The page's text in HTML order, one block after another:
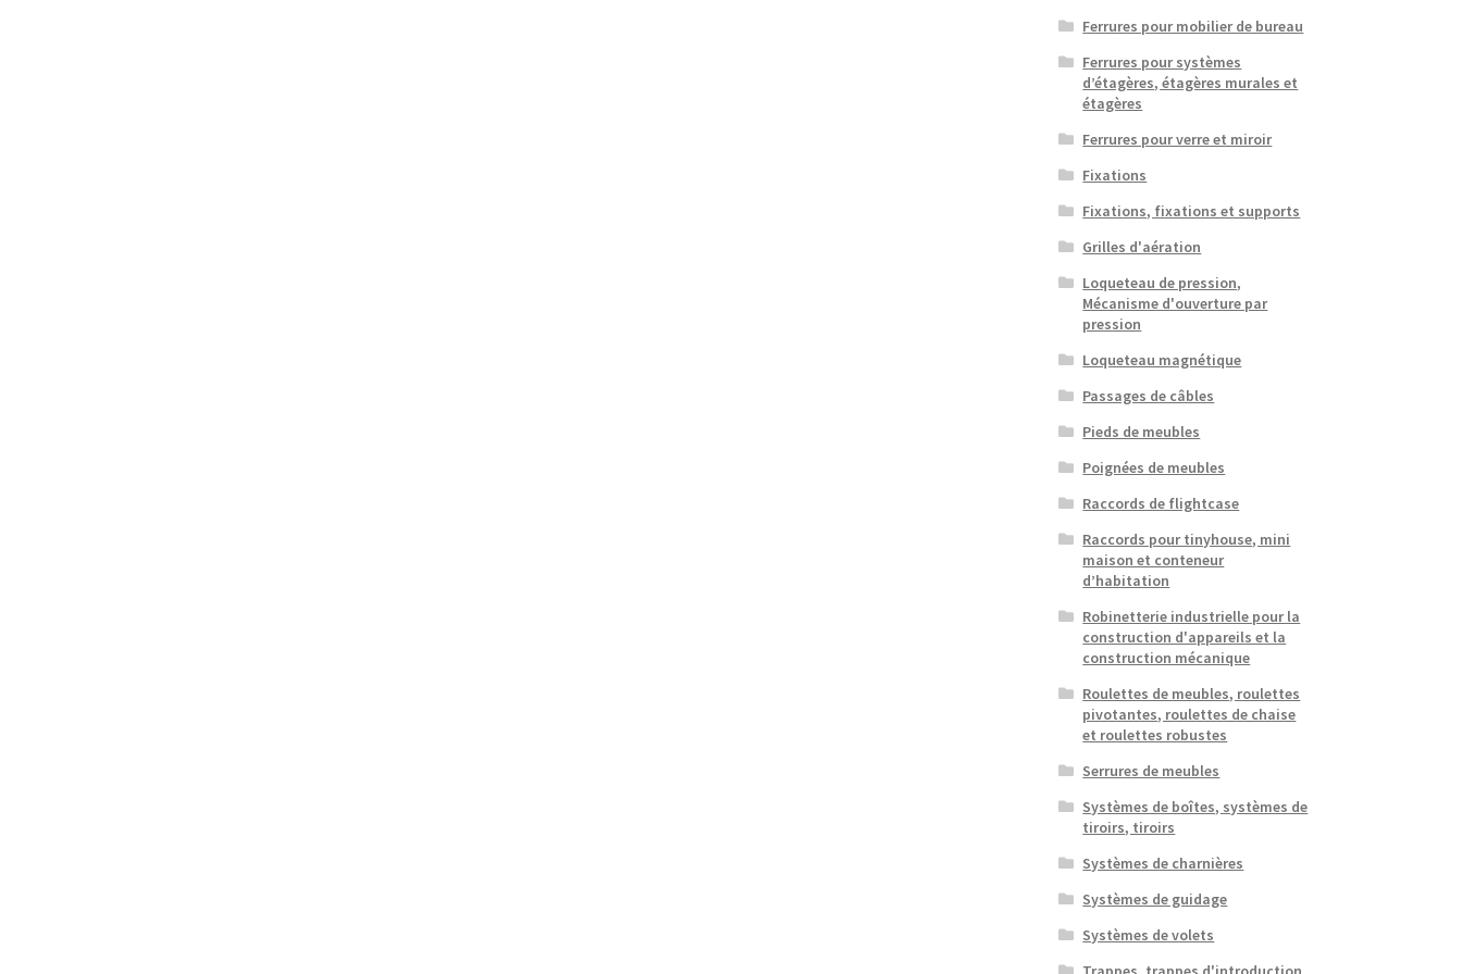
Ferrures pour mobilier de bureau
Ferrures pour systèmes
d’étagères, étagères murales et
étagères
Ferrures pour verre et miroir
Fixations
Fixations, fixations et supports
Grilles d'aération
Loqueteau de pression,
Mécanisme d'ouverture par
pression
Loqueteau magnétique
Passages de câbles
Pieds de meubles
Poignées de meubles
Raccords de flightcase
Raccords pour tinyhouse, mini
maison et conteneur
d’habitation
Robinetterie industrielle pour la
construction d'appareils et la
construction mécanique
Roulettes de meubles, roulettes
pivotantes, roulettes de chaise
et roulettes robustes
Serrures de meubles
Systèmes de boîtes, systèmes de
tiroirs, tiroirs
Systèmes de charnières
Systèmes de guidage
Systèmes de volets